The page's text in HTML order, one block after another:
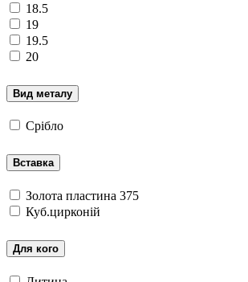
18.5
19
19.5
20
Вид металу
Срібло
Вставка
Золота пластина 375
Куб.цирконій
Для кого